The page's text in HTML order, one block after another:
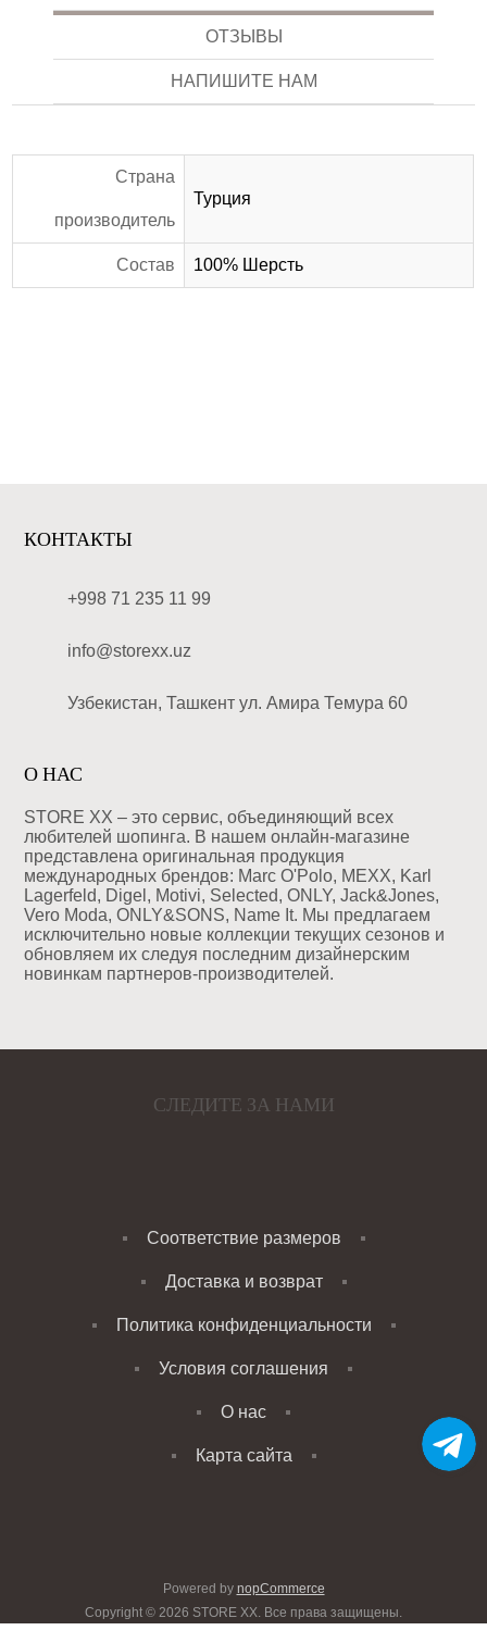
ОТЗЫВЫ
НАПИШИТЕ НАМ
Страна
производитель
Турция
Состав 100% Шерсть
КОНТАКТЫ
+998 71 235 11 99
info@storexx.uz
Узбекистан, Ташкент ул. Амира Темура 60
О НАС
STORE XX – это сервис, объединяющий всех
любителей шопинга. В нашем онлайн-магазине
представлена оригинальная продукция
международных брендов: Marc O'Polo, MEXX, Karl
Lagerfeld, Digel, Motivi, Selected, ONLY, Jack&Jones,
Vero Moda, ONLY&SONS, Name It. Мы предлагаем
исключительно новые коллекции текущих сезонов и
обновляем их следуя последним дизайнерским
новинкам партнеров-производителей.
СЛЕДИТЕ ЗА НАМИ
Соответствие размеров
Доставка и возврат
Политика конфиденциальности
Условия соглашения
О нас
Карта сайта
Powered by nopCommerce
Copyright © 2026 STORE XX. Все права защищены.